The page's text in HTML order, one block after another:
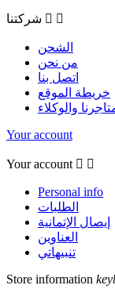
شركتنا  
الشحن
من نحن
اتصل بنا
خريطة الموقع
والوكلاء
Your account
Your account  
Personal info
الطلبات
إيصال الإتمانية
العناوين
تنبيهاتي
Store information